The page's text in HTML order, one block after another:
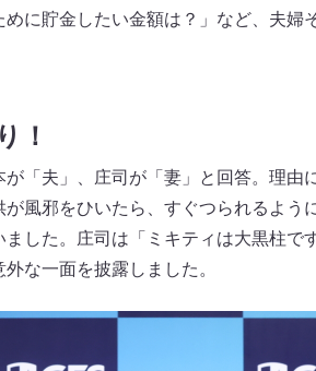
に貯金したい金額は？」など、夫婦
！
「夫」、庄司が「妻」と回答。理由
風邪をひいたら、すぐつられるよう
した。庄司は「ミキティは大黒柱で
な一面を披露しました。